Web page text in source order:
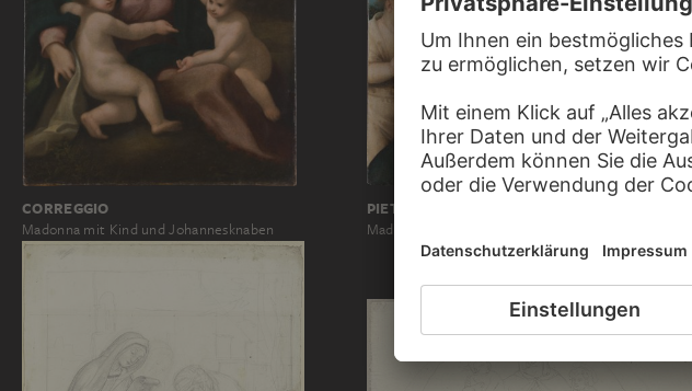
CORREGGIO
Madonna mit Kind und Johannesknaben
PIETRO PERUGINO
Madonna mit Kind und Johannesknaben